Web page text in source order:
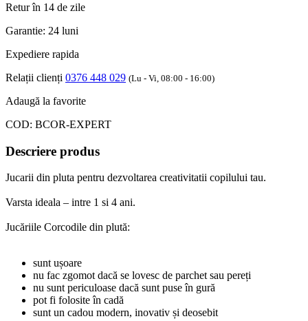
Retur în 14 de zile
Garantie: 24 luni
Expediere rapida
Relații clienți 0376 448 029 (Lu - Vi, 08:00 - 16:00)
Adaugă la favorite
COD: BCOR-EXPERT
Descriere produs
Jucarii din pluta pentru dezvoltarea creativitatii copilului tau.
Varsta ideala – intre 1 si 4 ani.
Jucăriile Corcodile din plută:
sunt ușoare
nu fac zgomot dacă se lovesc de parchet sau pereți
nu sunt periculoase dacă sunt puse în gură
pot fi folosite în cadă
sunt un cadou modern, inovativ și deosebit